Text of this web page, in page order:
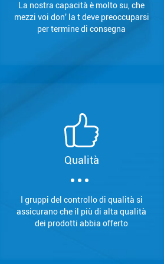
La nostra capacità è molto su, che
mezzi voi don' la t deve preoccuparsi
per termine di consegna
Qualità
I gruppi del controllo di qualità si
assicurano che il più di alta qualità
dei prodotti abbia offerto